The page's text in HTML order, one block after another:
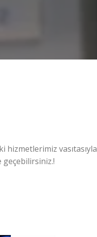
hizmetlerimiz vasıtasıyla